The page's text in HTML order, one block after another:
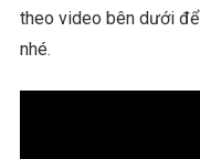
theo video bên dưới
nhé.